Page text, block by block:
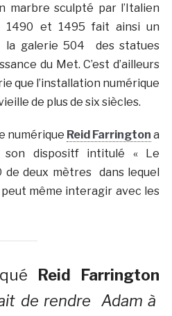
marbre sculpté par l’Italien
1490 et 1495 fait ainsi un
la galerie 504 des statues
du Met. C’est d’ailleurs
que l’installation numérique
de plus de six siècles.
numérique Reid Farrington a
dispositf intitulé « Le
de deux mètres dans lequel
même interagir avec les
Reid Farrington
de rendre Adam à